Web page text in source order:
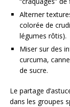
Alterner
colorée de
légumes rôtis).
Miser sur des
curcuma,
de sucre.
Le partage
dans les groupes